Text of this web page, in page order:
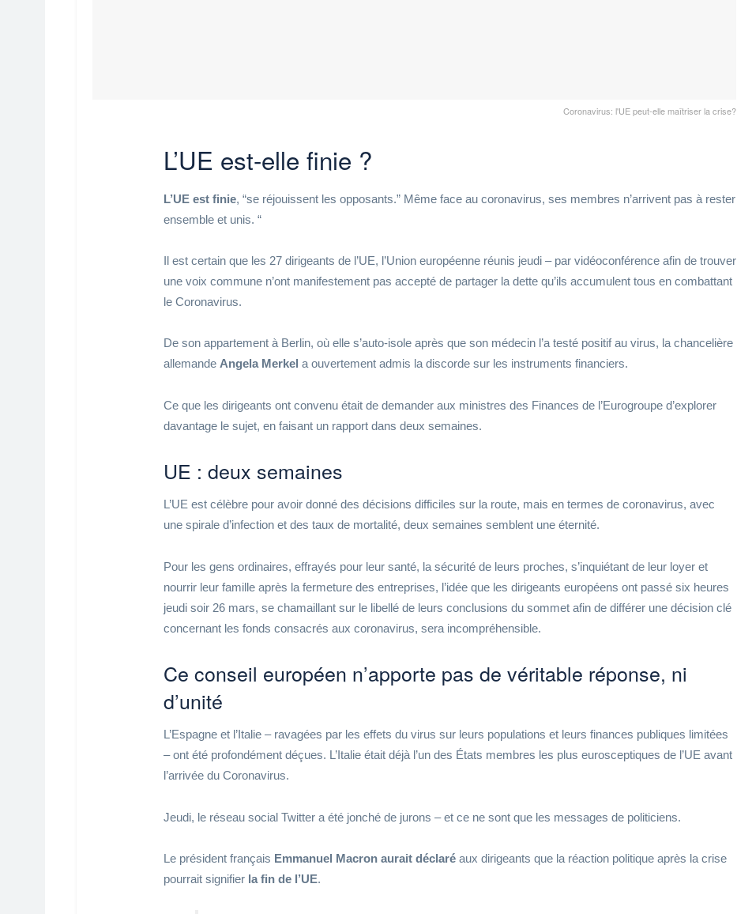
Coronavirus: l'UE peut-elle maîtriser la crise?
L’UE est-elle finie ?
L’UE est finie, “se réjouissent les opposants.” Même face au coronavirus, ses membres n’arrivent pas à rester
ensemble et unis. “
Il est certain que les 27 dirigeants de l’UE, l’Union européenne réunis jeudi – par vidéoconférence afin de trouver
une voix commune n’ont manifestement pas accepté de partager la dette qu’ils accumulent tous en combattant
le Coronavirus.
De son appartement à Berlin, où elle s’auto-isole après que son médecin l’a testé positif au virus, la chancelière
allemande Angela Merkel a ouvertement admis la discorde sur les instruments financiers.
Ce que les dirigeants ont convenu était de demander aux ministres des Finances de l’Eurogroupe d’explorer
davantage le sujet, en faisant un rapport dans deux semaines.
UE : deux semaines
L’UE est célèbre pour avoir donné des décisions difficiles sur la route, mais en termes de coronavirus, avec
une spirale d’infection et des taux de mortalité, deux semaines semblent une éternité.
Pour les gens ordinaires, effrayés pour leur santé, la sécurité de leurs proches, s’inquiétant de leur loyer et
nourrir leur famille après la fermeture des entreprises, l’idée que les dirigeants européens ont passé six heures
jeudi soir 26 mars, se chamaillant sur le libellé de leurs conclusions du sommet afin de différer une décision clé
concernant les fonds consacrés aux coronavirus, sera incompréhensible.
Ce conseil européen n’apporte pas de véritable réponse, ni
d’unité
L’Espagne et l’Italie – ravagées par les effets du virus sur leurs populations et leurs finances publiques limitées
– ont été profondément déçues. L’Italie était déjà l’un des États membres les plus eurosceptiques de l’UE avant
l’arrivée du Coronavirus.
Jeudi, le réseau social Twitter a été jonché de jurons – et ce ne sont que les messages de politiciens.
Le président français Emmanuel Macron aurait déclaré aux dirigeants que la réaction politique après la crise
pourrait signifier la fin de l’UE.